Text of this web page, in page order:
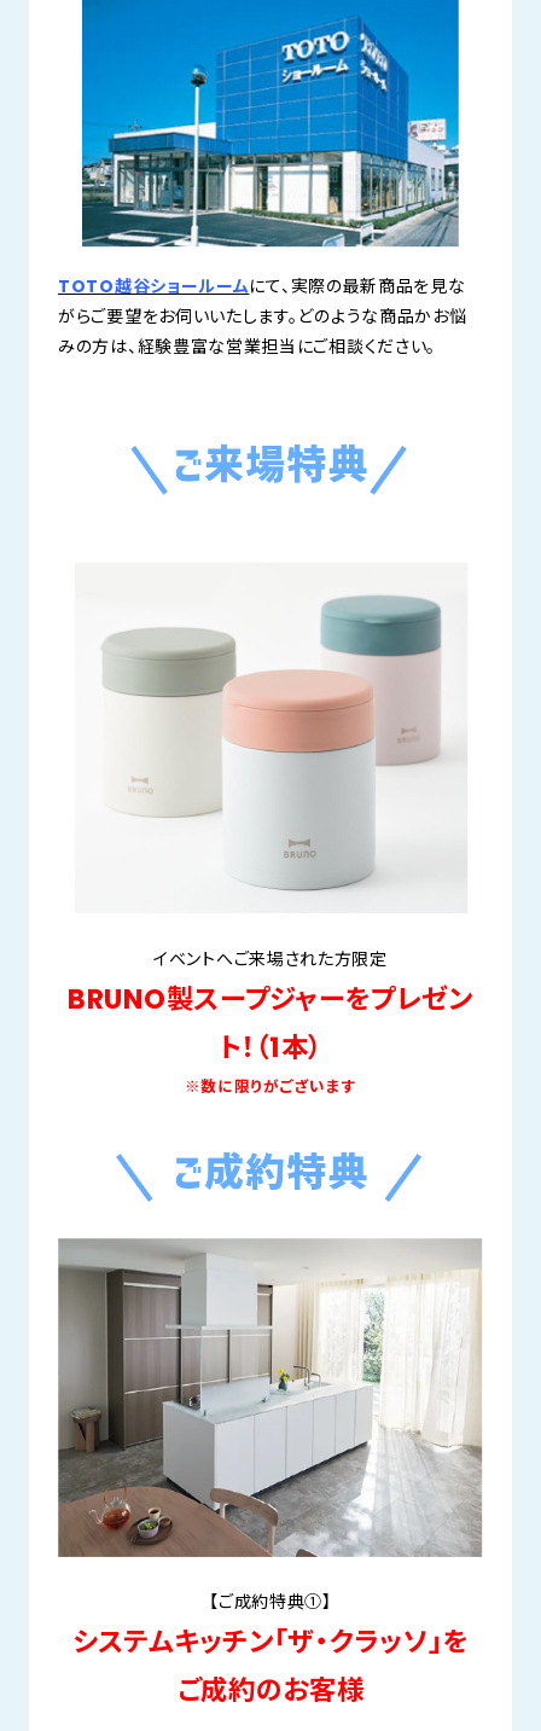
TOTO越谷ショールームにて、実際の最新商品を見な
がらご要望をお伺いいたします。どのような商品かお悩
みの方は、経験豊富な営業担当にご相談ください。
イベントへご来場された方限定
BRUNO製スープジャーをプレゼン
ト！（1本）
※数に限りがございます
【ご成約特典①】
システムキッチン「ザ・クラッソ」を
ご成約のお客様